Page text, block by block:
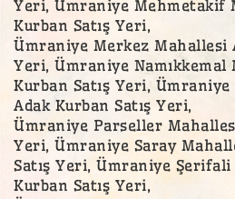
Yeri, Ümraniye Mehmetakif
Kurban Satış Yeri,
Ümraniye Merkez Mahallesi
Yeri, Ümraniye Namıkkemal
Kurban Satış Yeri,
Adak Kurban Satış Yeri,
Ümraniye Parseller
Yeri, Ümraniye Saray
Satış Yeri, Ümraniye
Kurban Satış Yeri,